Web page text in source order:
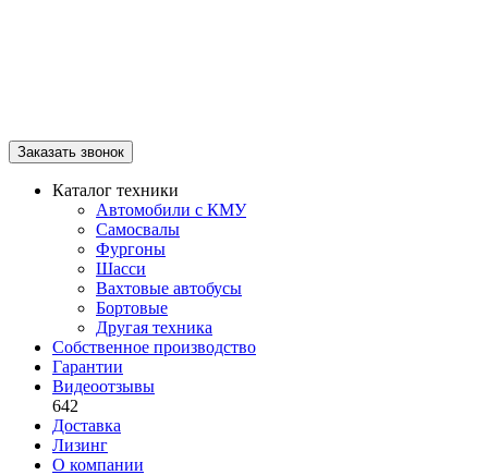
Заказать звонок
Каталог техники
Автомобили с КМУ
Самосвалы
Фургоны
Шасси
Вахтовые автобусы
Бортовые
Другая техника
Собственное производство
Гарантии
Видеоотзывы
642
Доставка
Лизинг
О компании